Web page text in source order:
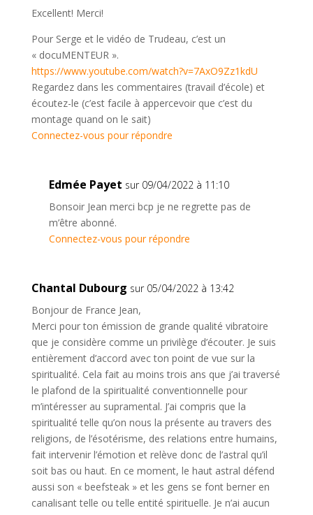
Excellent! Merci!
Pour Serge et le vidéo de Trudeau, c’est un
« docuMENTEUR ».
https://www.youtube.com/watch?v=7AxO9Zz1kdU
Regardez dans les commentaires (travail d’école) et
écoutez-le (c’est facile à appercevoir que c’est du
montage quand on le sait)
Connectez-vous pour répondre
Edmée Payet sur 09/04/2022 à 11:10
Bonsoir Jean merci bcp je ne regrette pas de
m’être abonné.
Connectez-vous pour répondre
Chantal Dubourg sur 05/04/2022 à 13:42
Bonjour de France Jean,
Merci pour ton émission de grande qualité vibratoire
que je considère comme un privilège d’écouter. Je suis
entièrement d’accord avec ton point de vue sur la
spiritualité. Cela fait au moins trois ans que j’ai traversé
le plafond de la spiritualité conventionnelle pour
m’intéresser au supramental. J’ai compris que la
spiritualité telle qu’on nous la présente au travers des
religions, de l’ésotérisme, des relations entre humains,
fait intervenir l’émotion et relève donc de l’astral qu’il
soit bas ou haut. En ce moment, le haut astral défend
aussi son « beefsteak » et les gens se font berner en
canalisant telle ou telle entité spirituelle. Je n’ai aucun